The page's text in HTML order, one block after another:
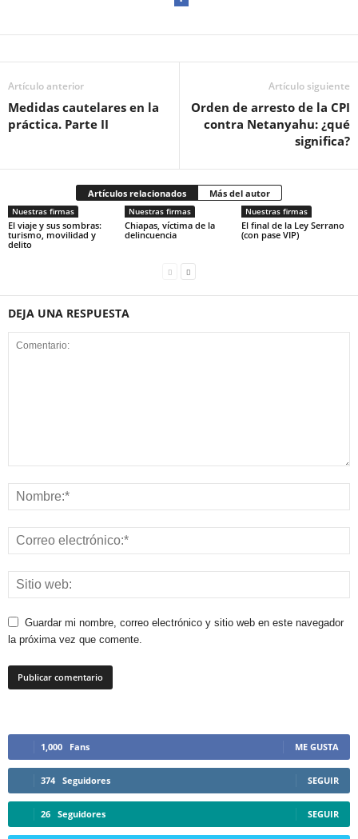
Twitter
Linkedin
Artículo anterior
Medidas cautelares en la
práctica. Parte II
Artículo siguiente
Orden de arresto de la CPI
contra Netanyahu: ¿qué
significa?
Artículos relacionados Más del autor
Nuestras firmas
El viaje y sus sombras:
turismo, movilidad y
delito
Nuestras firmas
Chiapas, víctima de la
delincuencia
Nuestras firmas
El final de la Ley Serrano
(con pase VIP)
DEJA UNA RESPUESTA
Guardar mi nombre, correo electrónico y sitio web en este navegador
la próxima vez que comente.
1,000 Fans ME GUSTA
374 Seguidores SEGUIR
26 Seguidores SEGUIR